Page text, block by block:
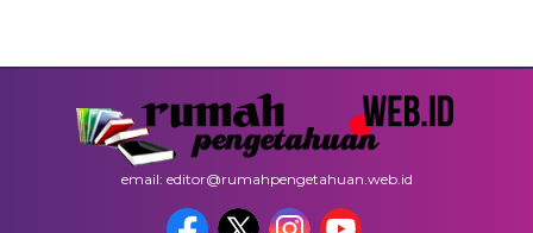
email: editor@rumahpengetahuan.web.id